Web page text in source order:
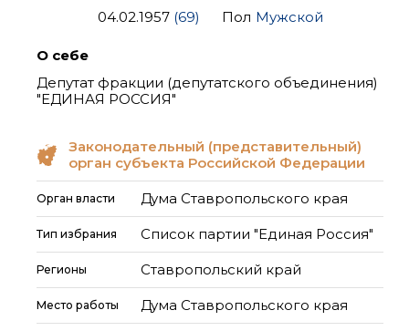
04.02.1957 (69) Пол Мужской
О себе
Депутат фракции (депутатского объединения)
"ЕДИНАЯ РОССИЯ"
Законодательный (представительный)
орган субъекта Российской Федерации
Орган власти Дума Ставропольского края
Тип избрания Список партии "Единая Россия"
Регионы Ставропольский край
Место работы Дума Ставропольского края